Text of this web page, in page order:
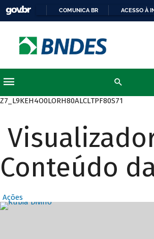
COMUNICA BR ACESSO À
Z7_L9KEH4O0LORH80ALCLTPF80S71
Conteúdo
Ações